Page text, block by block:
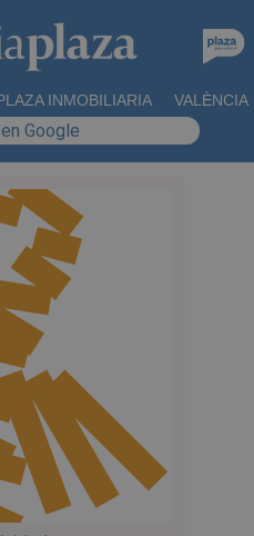
INMOBILIARIA VALÈNCIA
Google